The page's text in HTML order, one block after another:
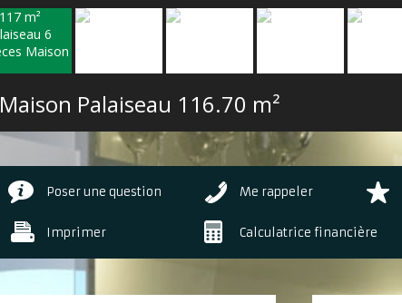
Maison Palaiseau 116.70 m²
Poser une question Me rappeler
Imprimer Calculatrice financière